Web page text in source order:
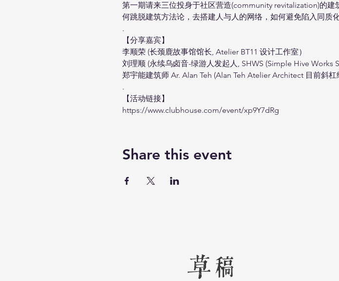
第一期请来三位投身于社区营造(community revitalization)的
何跳脱建筑方法论，去搭建人与人的网络，如何避免陷入同质
.
【分享嘉宾】
李顺荣 (长颈鹿故事馆馆长, Atelier BT11 设计工作室）
刘理顺 (永续乌卤音-绿游人发起人, SHWS (Simple Hive Works
郑宇能建筑师 Ar. Alan Teh (Alan Teh Atelier Architect 目前斜
.
https://www.clubhouse.com/event/xp9Y7dRg
Share this event